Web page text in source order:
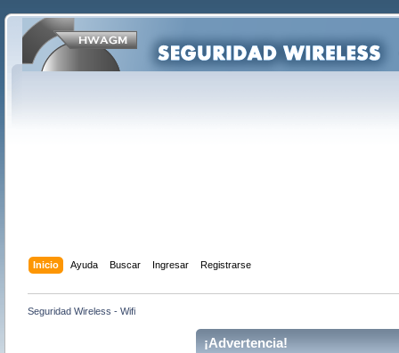
Inicio Ayuda Buscar Ingresar Registrarse
Seguridad Wireless - Wifi
¡Advertencia!